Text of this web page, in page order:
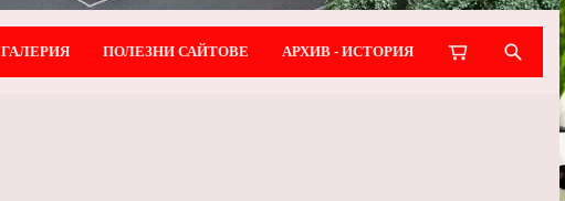
ГАЛЕРИЯ ПОЛЕЗНИ САЙТОВЕ АРХИВ - ИСТОРИЯ